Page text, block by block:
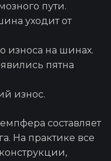
пути.
уходит от
износа на шинах.
пятна
износ.
составляет
На практике все